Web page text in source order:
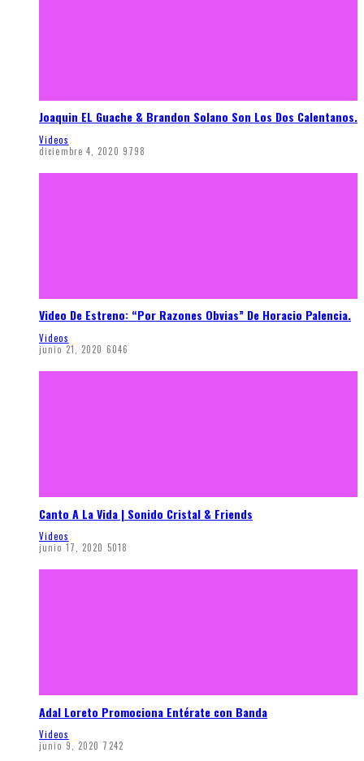
Joaquin EL Guache & Brandon Solano Son Los Dos Calentanos.
Videos
diciembre 4, 2020 9798
Video De Estreno: “Por Razones Obvias” De Horacio Palencia.
Videos
junio 21, 2020 6046
Canto A La Vida | Sonido Cristal & Friends
Videos
junio 17, 2020 5018
Adal Loreto Promociona Entérate con Banda
Videos
junio 9, 2020 7242